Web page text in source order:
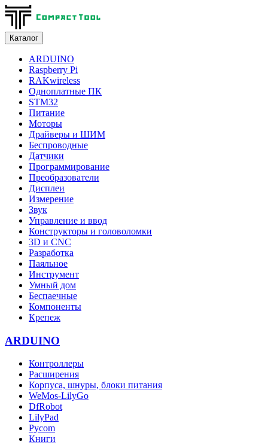
Каталог
ARDUINO
Raspberry Pi
RAKwireless
Одноплатные ПК
STM32
Питание
Моторы
Драйверы и ШИМ
Беспроводные
Датчики
Программирование
Преобразователи
Дисплеи
Измерение
Звук
Управление и ввод
Конструкторы и головоломки
3D и CNC
Разработка
Паяльное
Инструмент
Умный дом
Беспаечные
Компоненты
Крепеж
ARDUINO
Контроллеры
Расширения
Корпуса, шнуры, блоки питания
WeMos-LilyGo
DfRobot
LilyPad
Pycom
Книги